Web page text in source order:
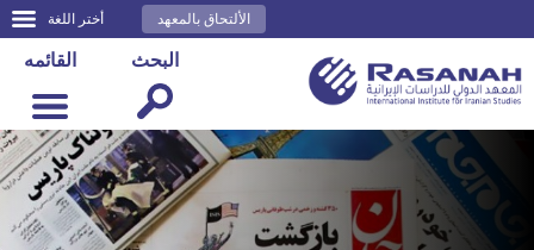
أختر اللغة الألتحاق بالمعهد
القائمه البحث